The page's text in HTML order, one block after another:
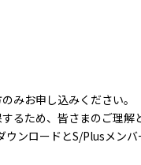
みお申し込みください。
るため、皆さまのご理解
ンロードとS/Plusメンバ